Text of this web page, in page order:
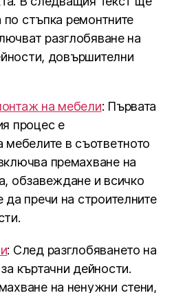
стъпка ремонтните
разглобяване на
довършителни
на мебели: Първата
процес е
мебелите в съответното
премахване на
обзавеждане и всичко
пречи на строителните
: След разглобяването на
къртачни дейности.
на ненужни стени,